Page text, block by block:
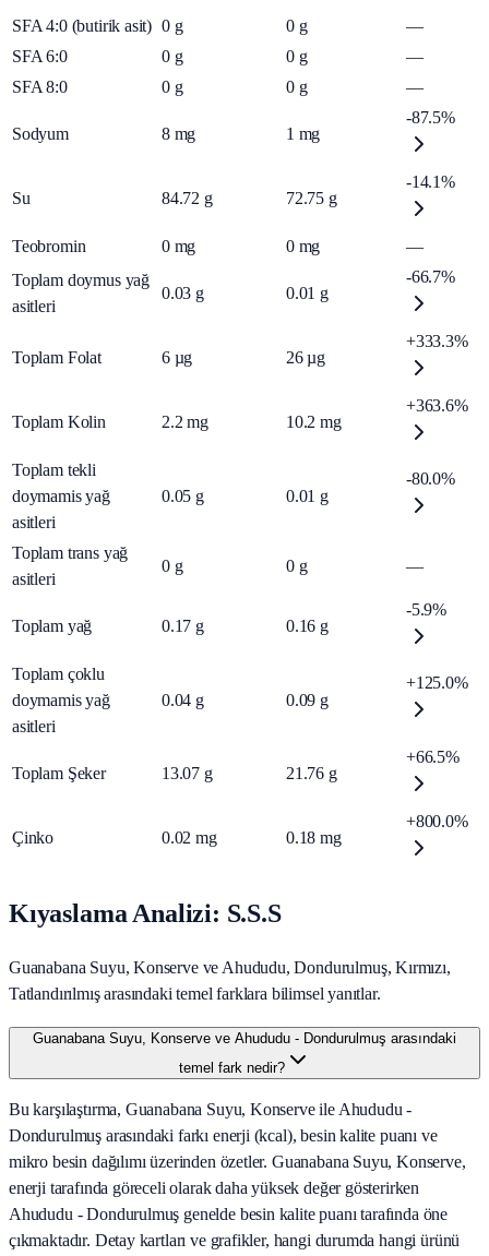
SFA 4:0 (butirik asit) 0 g 0 g
—
SFA 6:0
0 g 0 g
—
SFA 8:0
0 g 0 g —
Sodyum 8 mg 1 mg
-87.5%
Su 84.72 g 72.75 g
-14.1%
Teobromin 0 mg 0 mg
—
Toplam doymus yağ
asitleri
0.03 g 0.01 g
-66.7%
Toplam Folat 6 µg 26 µg
+333.3%
Toplam Kolin 2.2 mg 10.2 mg
+363.6%
Toplam tekli
doymamis yağ
asitleri
0.05 g 0.01 g
-80.0%
Toplam trans yağ
asitleri
0 g 0 g —
Toplam yağ 0.17 g 0.16 g
-5.9%
Toplam çoklu
doymamis yağ
asitleri
0.04 g 0.09 g
+125.0%
Toplam Şeker 13.07 g 21.76 g
+66.5%
Çinko 0.02 mg 0.18 mg
+800.0%
Kıyaslama Analizi: S.S.S
Guanabana Suyu, Konserve ve Ahududu, Dondurulmuş, Kırmızı,
Tatlandırılmış arasındaki temel farklara bilimsel yanıtlar.
Guanabana Suyu, Konserve ve Ahududu - Dondurulmuş arasındaki
temel fark nedir?
Bu karşılaştırma, Guanabana Suyu, Konserve ile Ahududu -
Dondurulmuş arasındaki farkı enerji (kcal), besin kalite puanı ve
mikro besin dağılımı üzerinden özetler. Guanabana Suyu, Konserve,
enerji tarafında göreceli olarak daha yüksek değer gösterirken
Ahududu - Dondurulmuş genelde besin kalite puanı tarafında öne
çıkmaktadır. Detay kartları ve grafikler, hangi durumda hangi ürünü